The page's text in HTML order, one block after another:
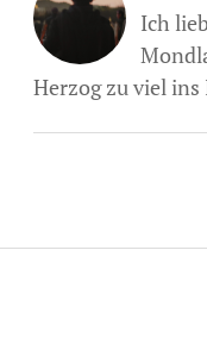
Ich
Herzog zu viel